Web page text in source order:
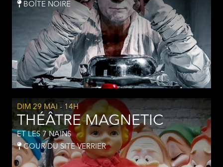
BOÎTE NOIRE
DIM 29 MAI- 14H
THÉÂTRE MAGNETIC
ET LES 7 NAINS
COUR DU SITE VERRIER